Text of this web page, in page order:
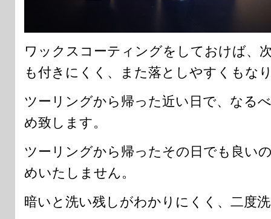
ワックスコーティングをしておけば、
も付きにくく、また落としやすくもな
ツーリングから帰った近い日で、なる
め致します。
ツーリングから帰ったその日でも良い
めいたしません。
暗いと洗い残しがわかりにくく、二度